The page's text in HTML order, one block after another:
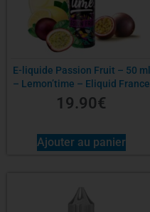
E-liquide Passion Fruit – 50 ml
– Lemon’time – Eliquid France
19.90€
Ajouter au panier